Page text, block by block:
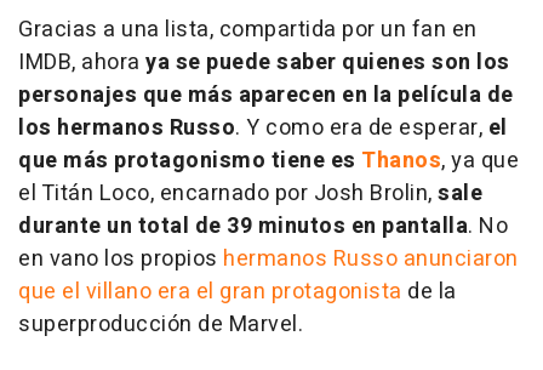
Gracias a una lista, compartida por un fan en
IMDB, ahora ya se puede saber quienes son los
personajes que más aparecen en la película de
los hermanos Russo. Y como era de esperar, el
que más protagonismo tiene es Thanos, ya que
el Titán Loco, encarnado por Josh Brolin,sale
durante un total de 39 minutos en pantalla. No
en vano los propios hermanos Russo anunciaron
que el villano era el gran protagonista de la
superproducción de Marvel.